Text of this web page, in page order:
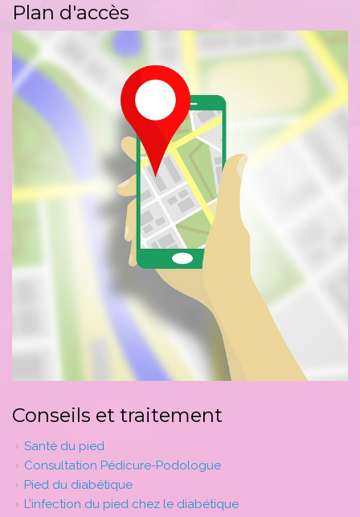
Plan d'accès
Conseils et traitement
Santé du pied
Consultation Pédicure-Podologue
Pied du diabétique
L’infection du pied chez le diabétique